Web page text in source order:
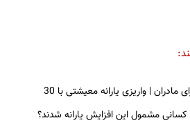
پرداخت کالابرگ برای مادران | واریزی یارانه معیشتی با 30
مشمول این افزایش یارانه شدند؟